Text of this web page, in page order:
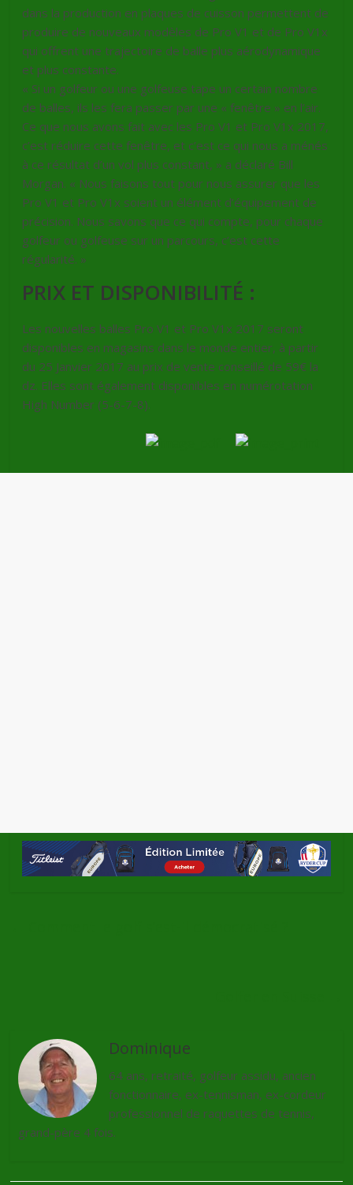
dans la production en plaques de cuisson permettent de
produire de nouveaux modèles de Pro V1 et de Pro V1x
qui offrent une trajectoire de balle plus aérodynamique
et plus constante.
« Si un golfeur ou une golfeuse tape un certain nombre
de balles, ils les fera passer par une « fenêtre » en l’air.
Ce que nous avons fait avec les Pro V1 et Pro V1x 2017,
c’est réduire cette fenêtre, et c’est ce qui nous a ménés
à ce résultat d’un vol plus constant, » a déclaré Bill
Morgan. « Nous faisons tout pour nous assurer que les
Pro V1 et Pro V1x soient un élément d’équipement de
précision. Nous savons que ce qui compte, pour chaque
golfeur ou golfeuse sur un parcours, c’est cette
régularité. »
PRIX ET DISPONIBILITÉ :
Les nouvelles balles Pro V1 et Pro V1x 2017 seront
disponibles en magasins dans le monde entier, à partir
du 25 Janvier 2017 au prix de vente conseillé de 59€ la
dz. Elles sont également disponibles en numérotation
High Number (5-6-7-8).
Dominique
64 ans, retraité, golfeur assidu, ancien
fonctionnaire, ex-tennisman, ex-cordeur
professionnel de raquettes de tennis,
grand-père 4 fois.